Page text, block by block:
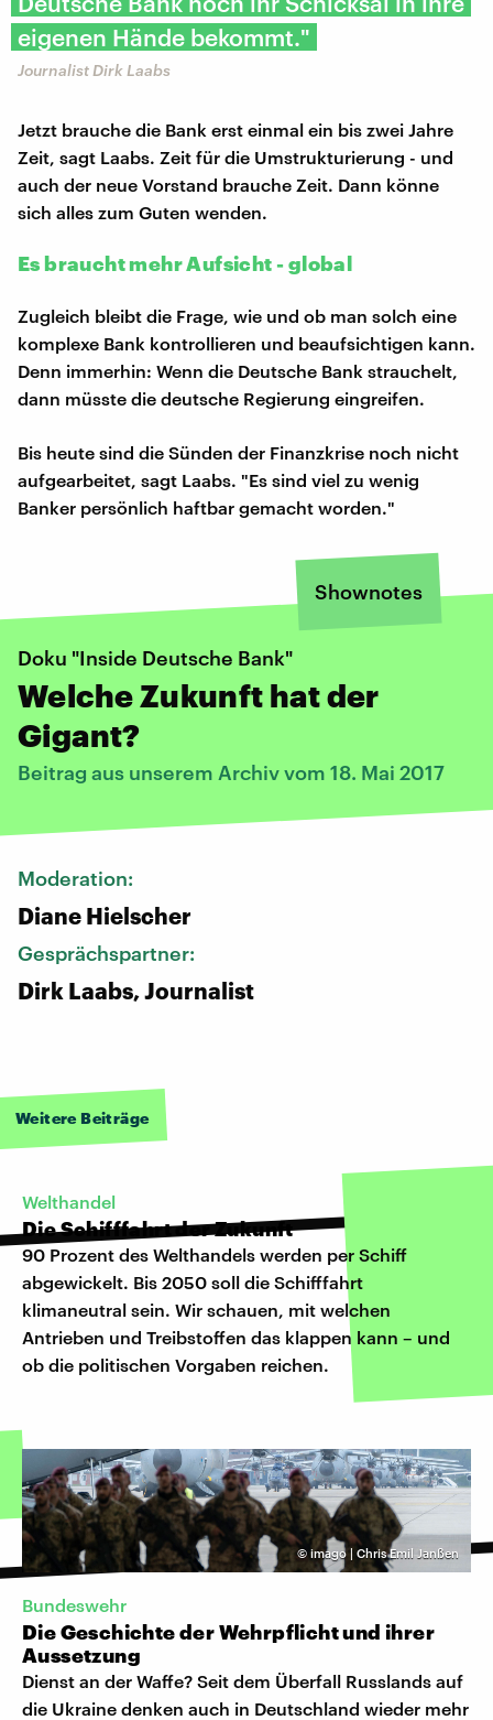
eigenen Hände bekommt."
Journalist Dirk Laabs
Jetzt brauche die Bank erst einmal ein bis zwei Jahre
Zeit, sagt Laabs. Zeit für die Umstrukturierung - und
auch der neue Vorstand brauche Zeit. Dann könne
sich alles zum Guten wenden.
Es braucht mehr Aufsicht - global
Zugleich bleibt die Frage, wie und ob man solch eine
komplexe Bank kontrollieren und beaufsichtigen kann.
Denn immerhin: Wenn die Deutsche Bank strauchelt,
dann müsste die deutsche Regierung eingreifen.
Bis heute sind die Sünden der Finanzkrise noch nicht
aufgearbeitet, sagt Laabs. "Es sind viel zu wenig
Banker persönlich haftbar gemacht worden."
Shownotes
Doku "Inside Deutsche Bank"
Welche Zukunft hat der
Gigant?
Beitrag aus unserem Archiv vom 18. Mai 2017
Moderation:
Diane Hielscher
Gesprächspartner:
Dirk Laabs, Journalist
Weitere Beiträge
Welthandel
Die Schifffahrt der Zukunft
90 Prozent des Welthandels werden per Schiff
abgewickelt. Bis 2050 soll die Schifffahrt
klimaneutral sein. Wir schauen, mit welchen
Antrieben und Treibstoffen das klappen kann – und
ob die politischen Vorgaben reichen.
© imago | Chris Emil Janßen
Bundeswehr
Die Geschichte der Wehrpflicht und ihrer
Aussetzung
Dienst an der Waffe? Seit dem Überfall Russlands auf
die Ukraine denken auch in Deutschland wieder mehr